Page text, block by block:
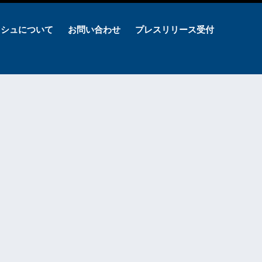
ュについて お問い合わせ プレスリリース受付